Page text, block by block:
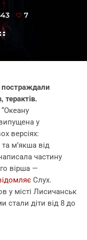
7
постраждали
терактів.
у
версіях:
та м’якша від
частину
вірша —
Слух.
у місті Лисичанськ
стали діти від 8 до